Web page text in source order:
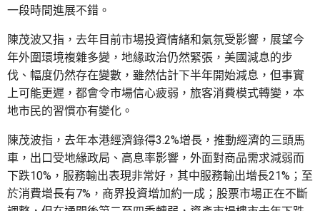
一段時間進展不錯。
陳茂波又指，去年目前市場投資情緒和氣氛受影響，展望今
年外圍環境複雜多變，地緣政治仍然緊張，美國減息的步
伐、幅度仍然存在變數，雖然估計下半年開始減息，但事實
上可能更遲，都會令市場信心疲弱，旅客消費模式轉變，本
地市民的習慣亦有變化。
陳茂波指，去年本港經濟錄得3.2%增長，推動經濟的三頭馬
車，出口受地緣政局、高息率影響，外面對商品需求減弱而
下跌10%，服務輸出表現非常好，其中服務輸出增長21%；至
於消費增長有7%，商界投資增加約一成；股票市場正在不斷